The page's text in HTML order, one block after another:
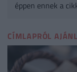
éppen ennek a
CÍMLAPRÓL